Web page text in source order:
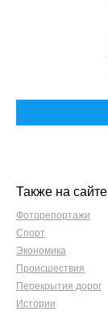
Также на сайте
Фоторепортажи
Спорт
Экономика
Происшествия
Перекрытия дорог
Истории